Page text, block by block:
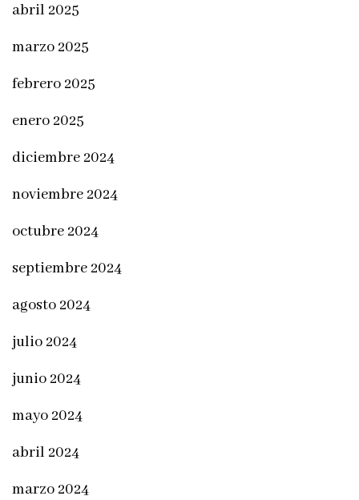
abril 2025
marzo 2025
febrero 2025
enero 2025
diciembre 2024
noviembre 2024
octubre 2024
septiembre 2024
agosto 2024
julio 2024
junio 2024
mayo 2024
abril 2024
marzo 2024